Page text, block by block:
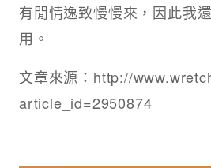
有閒情逸致慢慢來，因此我
用。
文章來源：http://
article_id=2950874